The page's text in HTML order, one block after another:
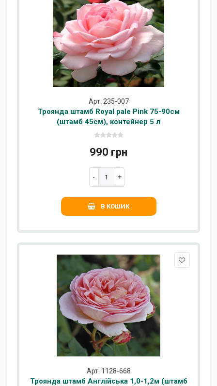
Арт: 235-007
Троянда штамб Royal pale Pink 75-90см
(штамб 45см), контейнер 5 л
990 грн
В КОШИК
Арт: 1128-668
Троянда штамб Англійська 1,0-1,2м (штамб